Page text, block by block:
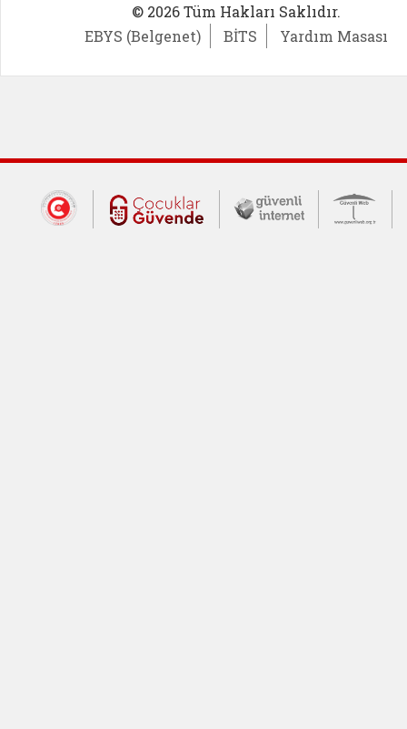
© 2026 Tüm Hakları Saklıdır.
EBYS (Belgenet)
BİTS Yardım Masası
Dış Bağlantılar
Cumhurbaşkanlığı İletişim Merkezi
Çocuklar Güvende (yeni
Güvenli